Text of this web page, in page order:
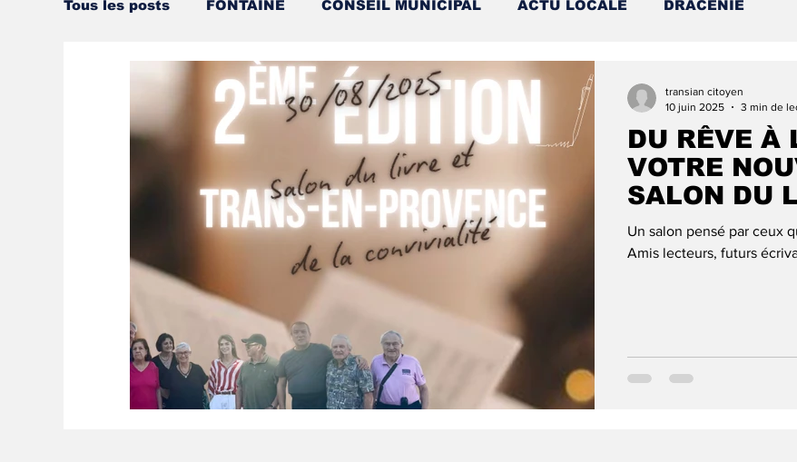
Tous les posts FONTAINE CONSEIL MUNICIPAL ACTU LOCALE DRACENIE
LES COULISSES DE L'HÔTEL DE VILLE TA GEULE BEAGLE !
LES LECTEURS NOUS ÉCRIVENT ELECTIONS MUNICIPALES 2025 A LA UNE
DU RÊVE À
VOTRE
SALON DU
EN-
Un salon pensé par ceux
Amis lecteurs, futurs
transian citoyen
10 juin 2025
3 min de